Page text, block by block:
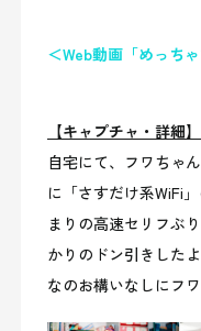
＜Web動画「めっち
【キャプチャ・詳細】
自宅にて、フワちゃ
に「さすだけ系WiFi
まりの高速セリフぶ
かりのドン引きした
なのお構いなしにフ